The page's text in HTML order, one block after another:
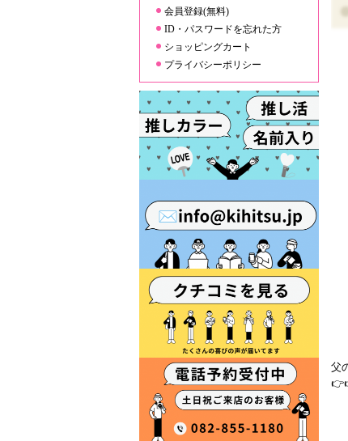
会員登録(無料)
ID・パスワードを忘れた方
ショッピングカート
プライバシーポリシー
父